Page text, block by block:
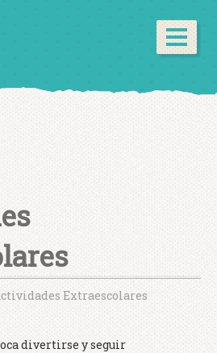
Extraescolares
divertirse y seguir